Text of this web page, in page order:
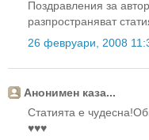
Поздравления за
разпространяват
26 февруари, 2008
Анонимен каза...
Статията е
♥♥♥